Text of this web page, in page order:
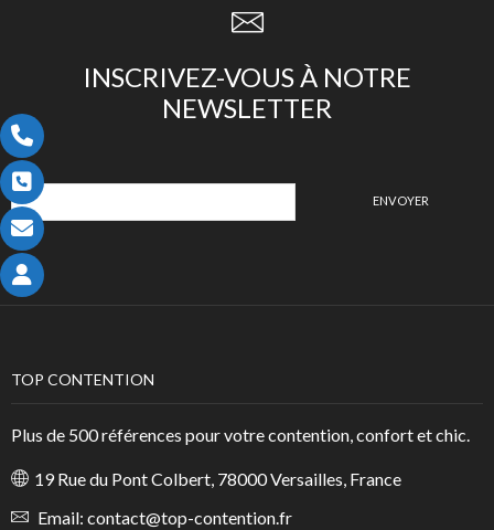
INSCRIVEZ-VOUS À NOTRE
NEWSLETTER
TOP CONTENTION
Plus de 500 références pour votre contention, confort et chic.
19 Rue du Pont Colbert, 78000 Versailles, France
Email: contact@top-contention.fr